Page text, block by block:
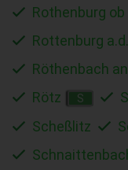
Rothenburg
Rottenburg
Röthenbach
Rötz
S
Scheßlitz